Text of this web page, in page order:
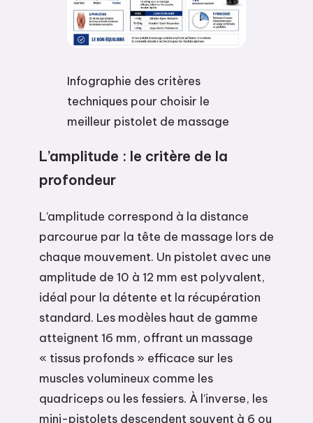
Infographie des critères
techniques pour choisir le
meilleur pistolet de massage
L’amplitude : le critère de la
profondeur
L’amplitude correspond à la distance
parcourue par la tête de massage lors de
chaque mouvement. Un pistolet avec une
amplitude de 10 à 12 mm est polyvalent,
idéal pour la détente et la récupération
standard. Les modèles haut de gamme
atteignent 16 mm, offrant un massage
« tissus profonds » efficace sur les
muscles volumineux comme les
quadriceps ou les fessiers. À l’inverse, les
mini-pistolets descendent souvent à 6 ou